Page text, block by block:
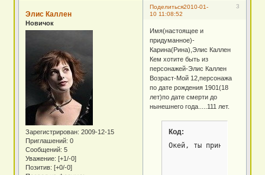
Поделиться 3
2010-01-
10 11:08:52
Элис Каллен
Новичок
Зарегистрирован: 2009-12-15
Приглашений: 0
Сообщений: 5
Уважение: [+1/-0]
Позитив: [+0/-0]
Имя(настоящее и
придуманное)-
Карина(Рина),Элис Каллен
Кем хотите быть из
персонажей-Элис Каллен
Возраст-Мой 12,персонажа
по дате рождения 1901(18
лет)по дате смерти до
нынешнего года.....111 лет.
Код:
Окей, ты принята!